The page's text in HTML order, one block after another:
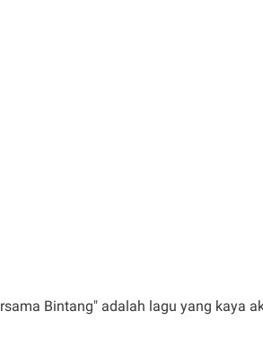
Bintang" adalah lagu yang kaya